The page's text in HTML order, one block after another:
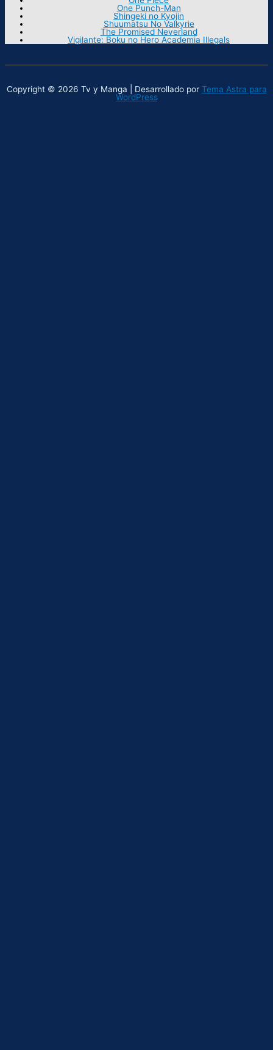
One Punch-Man
Shingeki no Kyojin
Shuumatsu No Valkyrie
The Promised Neverland
Vigilante: Boku no Hero Academia Illegals
Copyright © 2026 Tv y Manga | Desarrollado por Tema Astra para
WordPress